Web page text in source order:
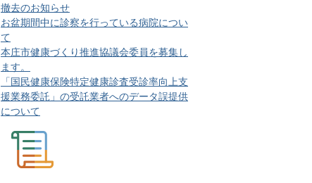
撤去のお知らせ
お盆期間中に診察を行っている病院につい
て
本庄市健康づくり推進協議会委員を募集し
ます。
「国民健康保険特定健康診査受診率向上支
援業務委託」の受託業者へのデータ誤提供
について